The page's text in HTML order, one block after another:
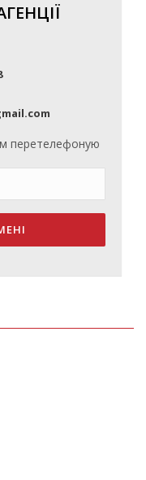
перетелефоную